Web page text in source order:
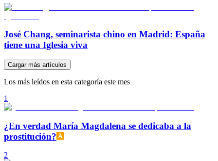
José Chang, seminarista chino en Madrid: España
tiene una Iglesia viva
Cargar más artículos
Los más leídos en esta categoría este mes
1
¿En verdad María Magdalena se dedicaba a la
prostitución?
2